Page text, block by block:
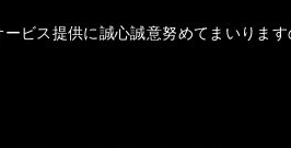
ビス提供に誠心誠意努めてまいりま